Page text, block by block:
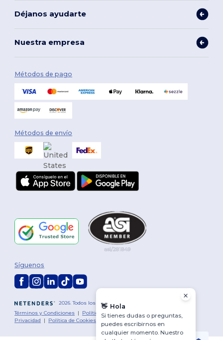
Déjanos ayudarte
Nuestra empresa
Métodos de pago
Métodos de envío
2026. Todos los derechos reservados
Términos y Condiciones | Política de personalización
Política de
Privacidad | Política de Cookies
Síguenos
👋 Hola
Si tienes dudas o preguntas,
puedes escribirnos en
cualquier momento. Nuestro